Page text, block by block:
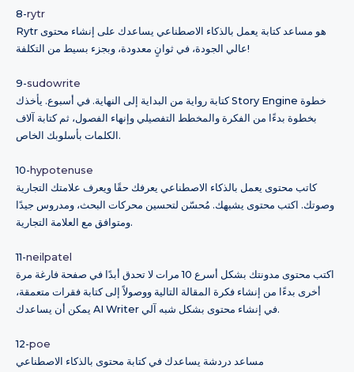
8-rytr
Rytr هو مساعد كتابة يعمل بالذكاء الاصطناعي يساعدك على إنشاء محتوى
عالي الجودة، في ثوانٍ معدودة، وبجزء بسيط من التكلفة!
9-sudowrite
كتابة رواية من البداية إلى النهاية. في أسبوع. يأخذك Story Engine خطوة
بخطوة بدءًا من الفكرة والمخطط التفصيلي وإنهاء الفصول، ثم كتابة آلاف
الكلمات بأسلوبك الخاص.
10- hypotenuse
كاتب محتوى يعمل بالذكاء الاصطناعي يعرفك حقًا ويعرف علامتك التجارية
وصوتك. اكتب محتوى يشبهك. مُحسّن لتحسين محركات البحث، ومدروس جيدًا
ومتوافق مع العلامة التجارية.
11-neilpatel
اكتب محتوى مدونتك بشكل أسرع 10 مرات لا تحدق أبدًا في صفحة فارغة مرة
أخرى بدءًا من إنشاء فكرة المقالة التالية ووصولاً إلى كتابة فقرات متعمقة،
يمكن أن يساعدك AI Writer في إنشاء محتوى بشكل شبه آلي.
12-poe
مساعد دردشة يساعدك في كتابة محتوى بالذكاء الاصطناعي